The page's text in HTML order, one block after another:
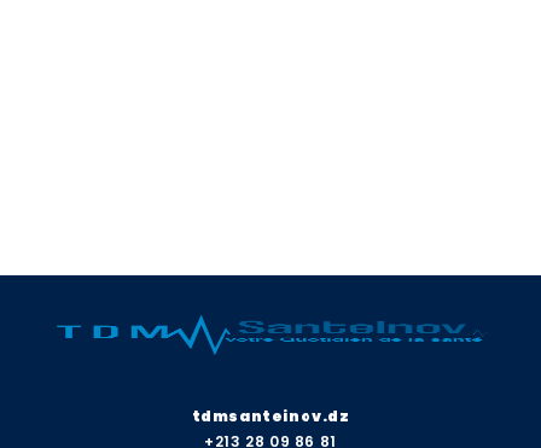
tdmsanteinov.dz
+213 28 09 86 81